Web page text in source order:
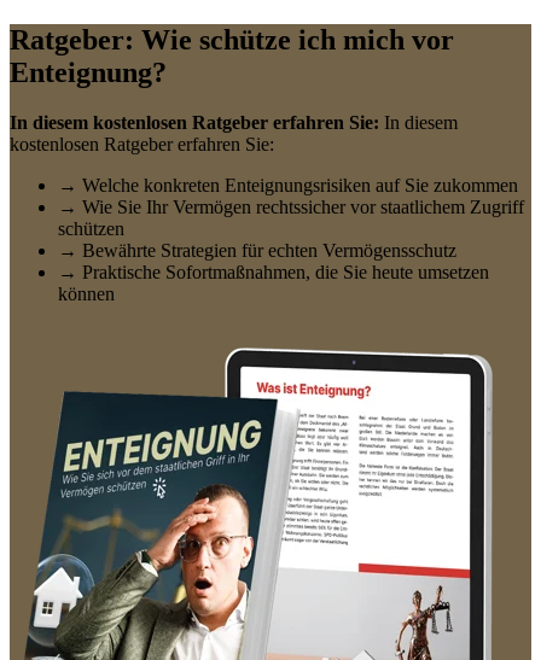
Ratgeber: Wie schütze ich mich vor
Enteignung?
In diesem kostenlosen Ratgeber erfahren Sie: In diesem
kostenlosen Ratgeber erfahren Sie:
→ Welche konkreten Enteignungsrisiken auf Sie zukommen
→ Wie Sie Ihr Vermögen rechtssicher vor staatlichem Zugriff
schützen
→ Bewährte Strategien für echten Vermögensschutz
→ Praktische Sofortmaßnahmen, die Sie heute umsetzen
können